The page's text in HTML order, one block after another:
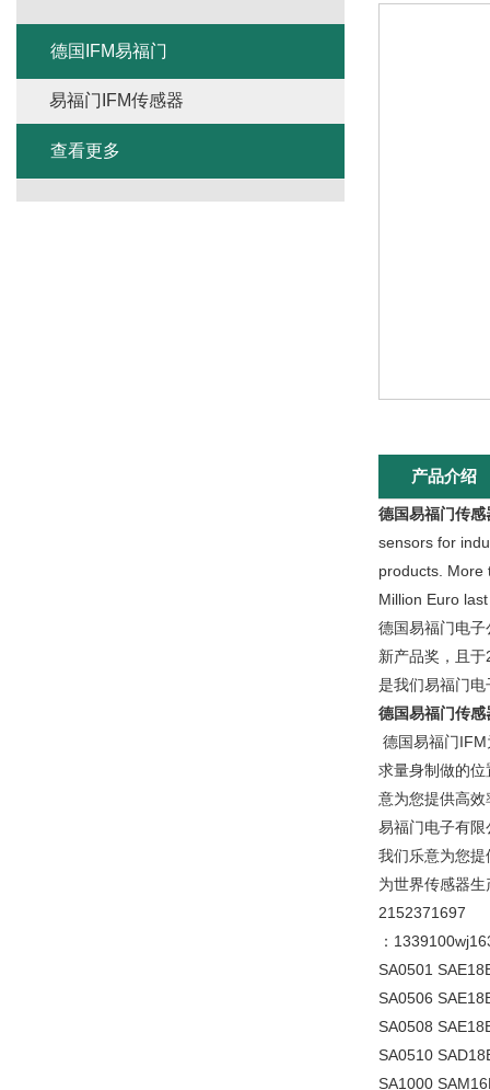
产品介绍
德国易福门传感
sensors for
products. More
Million Euro
德国易福门电
新产品奖，且
是我们易福门
德国易福门传感
德国易福门
求量身制做的
意为您提供高
易福门电子有
我们乐意为您
为世界传感器
2152371697
：
SA0501
SA0506
SA0508
SA0510
SA1000
德国IFM易福门
易福门IFM传感器
查看更多